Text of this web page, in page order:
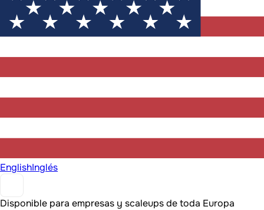
EnglishInglés
Disponible para empresas y scaleups de toda Europa